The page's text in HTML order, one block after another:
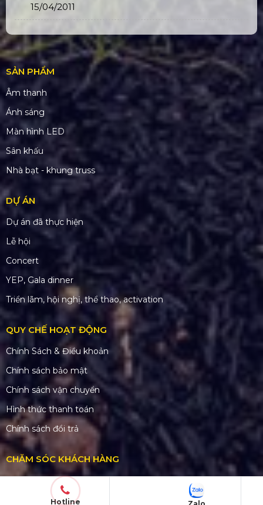
15/04/2011
SẢN PHẨM
Âm thanh
Ánh sáng
Màn hình LED
Sân khấu
Nhà bạt - khung truss
DỰ ÁN
Dự án đã thực hiện
Lễ hội
Concert
YEP, Gala dinner
Triển lãm, hội nghị, thể thao, activation
QUY CHẾ HOẠT ĐỘNG
Chính Sách & Điều khoản
Chính sách bảo mật
Chính sách vận chuyển
Hình thức thanh toán
Chính sách đổi trả
CHĂM SÓC KHÁCH HÀNG
Quy định bảo hành
Chính sách bán hàng
Hotline